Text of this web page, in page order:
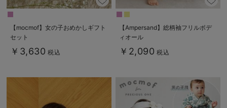
【mocmof】女の子おめかしギフト
セット
￥3,630 税込
【Ampersand】総柄袖フリルボデ
ィオール
￥2,090 税込